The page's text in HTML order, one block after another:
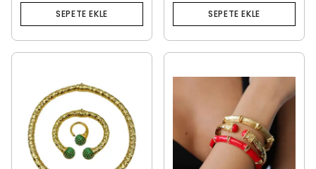
SEPETE EKLE SEPETE EKLE